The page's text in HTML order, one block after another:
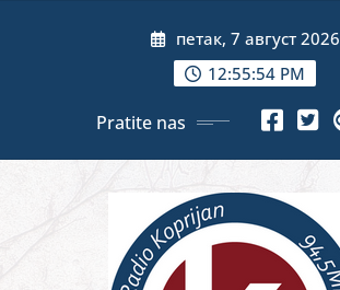
петак, 7 август 2026
12:55:56 PM
Pratite nas